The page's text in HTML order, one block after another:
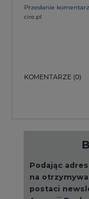
Podając
na
postaci
Agencji
Warszawie.